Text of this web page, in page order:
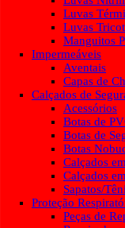
Luvas
Luvas
Manguitos
Impermeáveis
Aventais
Capas de
Calçados de
Acessórios
Botas de
Botas de
Botas
Calçados
Calçados
Sapatos/
Proteção
Peças de